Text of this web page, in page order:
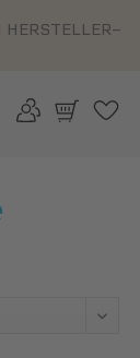
HERSTELLER-